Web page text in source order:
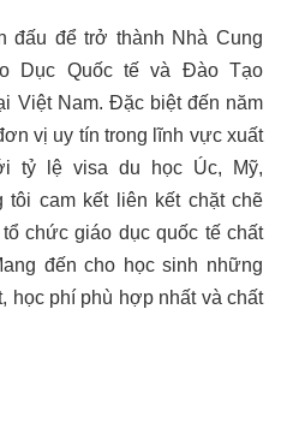
đấu để trở thành Nhà Cung
Dục Quốc tế và Đào Tạo
Việt Nam. Đặc biệt đến năm
vị uy tín trong lĩnh vực xuất
tỷ lệ visa du học Úc, Mỹ,
cam kết liên kết chặt chẽ
chức giáo dục quốc tế chất
đến cho học sinh những
học phí phù hợp nhất và chất